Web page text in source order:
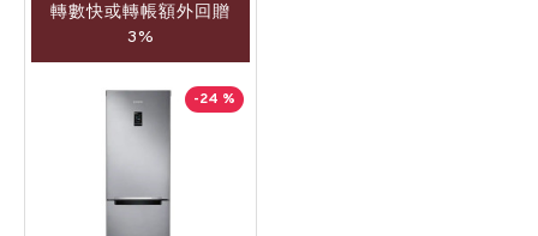
轉數快或轉帳額外回贈
3%
-24 %